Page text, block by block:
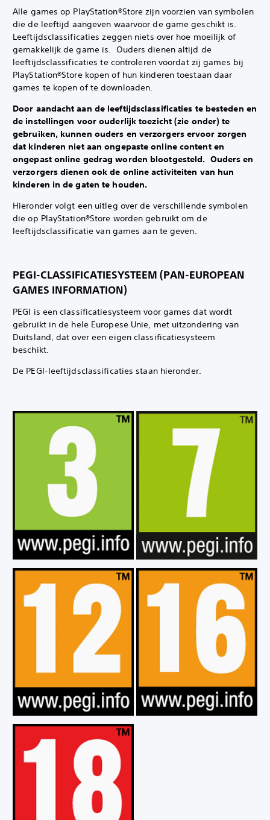
Alle games op PlayStation®Store zijn voorzien van symbolen
die de leeftijd aangeven waarvoor de game geschikt is. ‎
Leeftijdsclassificaties zeggen niets over hoe moeilijk of
gemakkelijk de game is. ‎ Ouders dienen altijd de
leeftijdsclassificaties te controleren voordat zij games bij
PlayStation®Store kopen of hun kinderen toestaan daar
games te kopen of te downloaden.
Door aandacht aan de leeftijdsclassificaties te besteden en
de instellingen voor ouderlijk toezicht (zie onder) te
gebruiken, kunnen ouders en verzorgers ervoor zorgen
dat kinderen niet aan ongepaste online content en
ongepast online gedrag worden blootgesteld. ‎ Ouders en
verzorgers dienen ook de online activiteiten van hun
kinderen in de gaten te houden.‎
Hieronder volgt een uitleg over de verschillende symbolen
die op PlayStation®Store worden gebruikt om de
leeftijdsclassificatie van games aan te geven.‎
PEGI-CLASSIFICATIESYSTEEM (PAN-EUROPEAN
GAMES INFORMATION)‎
PEGI is een classificatiesysteem voor games dat wordt
gebruikt in de hele Europese Unie, met uitzondering van
Duitsland, dat over een eigen classificatiesysteem
beschikt.‎
De PEGI-leeftijdsclassificaties staan hieronder.‎